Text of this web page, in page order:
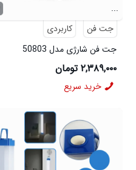
...
جت فن
کاربردی
جت فن شارژی مدل 50803
۲,۳۸۹,۰۰۰ تومان
خرید سریع